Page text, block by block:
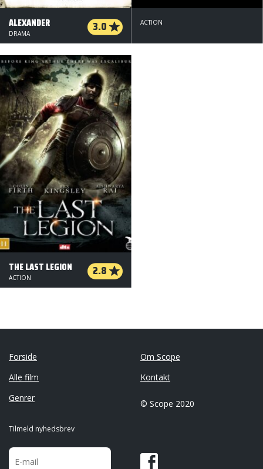
ALEXANDER 3.0
DRAMA
ACTION
THE LAST LEGION 2.8
ACTION
Forside
Alle film
Genrer
Om Scope
Kontakt
© Scope 2020
Tilmeld nyhedsbrev